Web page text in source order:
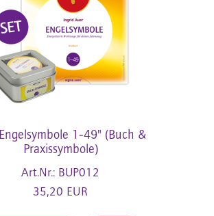
1-49" (Buch &
Praxissymbole)
Art.Nr.: BUP012
35,20 EUR